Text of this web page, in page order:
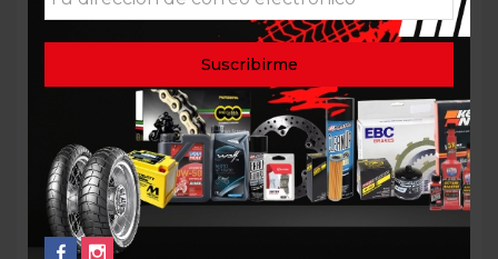
MOTUL 5000 20W50 4T
1LT
$36.000
ACEITE DE MOTOR ENI
10W40 SINTÉTICO
STREET & TOURING 1LT
$47.000